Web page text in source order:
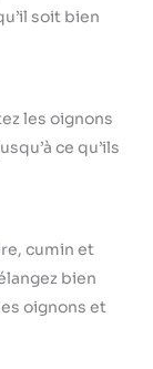
soit bien
les oignons
ce qu’ils
cumin et
bien
oignons et